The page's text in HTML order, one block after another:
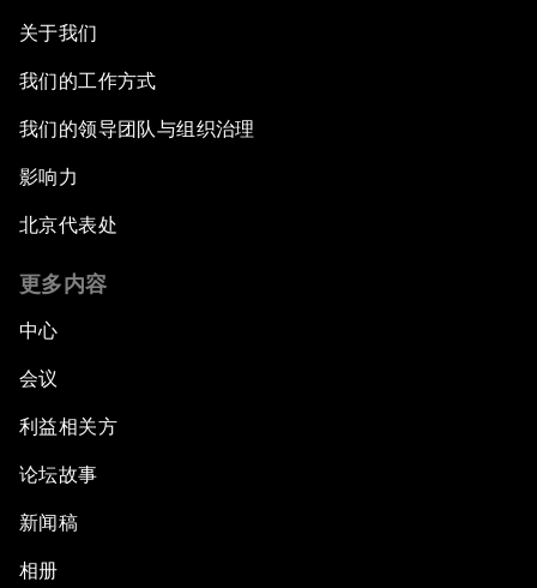
关于我们
我们的工作方式
我们的领导团队与组织治理
影响力
北京代表处
更多内容
中心
会议
利益相关方
论坛故事
新闻稿
相册